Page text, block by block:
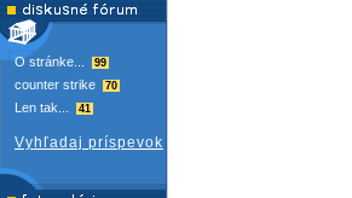
O stránke... 99
counter strike 70
Len tak... 41
Vyhľadaj príspevok